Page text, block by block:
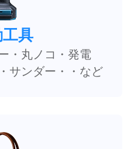
具
・丸ノコ・発電
サンダー・・など